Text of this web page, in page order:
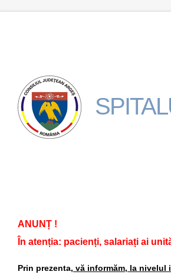
ANUNȚ !
În atenția: pacienți, salariați ai
Prin prezenta, vă informăm, la